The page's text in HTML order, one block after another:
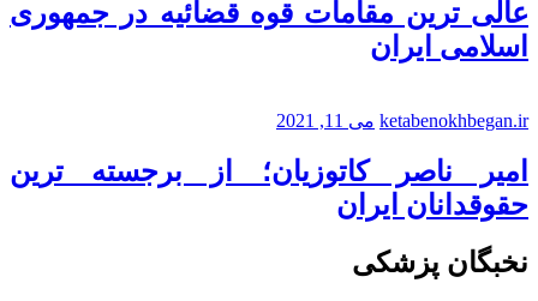
عالی ترین مقامات قوه قضائیه در جمهوری
اسلامی ایران
ketabenokhbegan.ir می 11, 2021
امیر ناصر کاتوزیان؛ از برجسته ترین
حقوقدانان ایران
نخبگان پزشکی